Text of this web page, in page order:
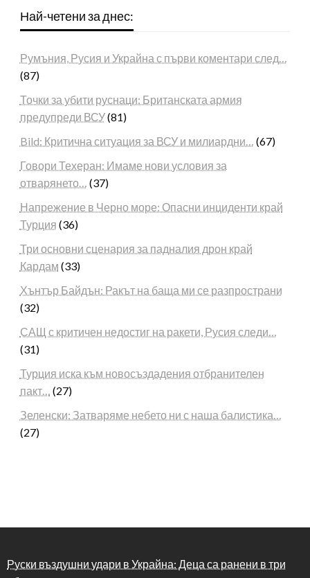
Най-четени за днес:
Румъния, Русия и Украйна с първи коментари след…
(87)
Точки за убити руснаци: Британската армия
предупреди ВСУ(81)
Bild: Критична ситуация за ВСУ и милиардни… (67)
Говори Техеран: Имаме нови условия за
отварянето… (37)
Напрежение в Черно море: Опасни инциденти край
Турция (36)
Три основни сценария за падналия дрон край
Кардам (33)
Хънтър Байдън: Ракът на баща ми се разпространи
(32)
САЩ с критичен недостиг на ракети, Русия следи…
(31)
Турция иска към новосъздадения отбранителен
пакт… (27)
Зеленски: Затваряме небето ни с наша балистика…
(27)
Руски въздушни удари в Украйна: Деца са ранени в три